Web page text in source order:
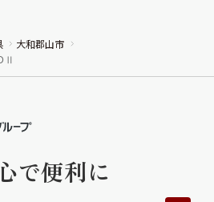
大和郡山市
Ⅱ
で便利に